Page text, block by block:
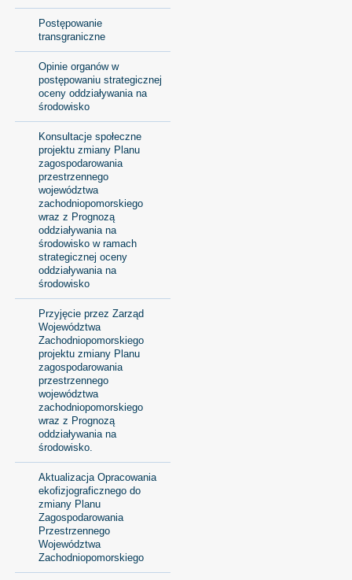
Postępowanie
transgraniczne
Opinie organów w
postępowaniu strategicznej
oceny oddziaływania na
środowisko
Konsultacje społeczne
projektu zmiany Planu
zagospodarowania
przestrzennego
województwa
zachodniopomorskiego
wraz z Prognozą
oddziaływania na
środowisko w ramach
strategicznej oceny
oddziaływania na
środowisko
Przyjęcie przez Zarząd
Województwa
Zachodniopomorskiego
projektu zmiany Planu
zagospodarowania
przestrzennego
województwa
zachodniopomorskiego
wraz z Prognozą
oddziaływania na
środowisko.
Aktualizacja Opracowania
ekofizjograficznego do
zmiany Planu
Zagospodarowania
Przestrzennego
Województwa
Zachodniopomorskiego